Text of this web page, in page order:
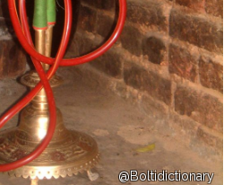
@Boltidictionary